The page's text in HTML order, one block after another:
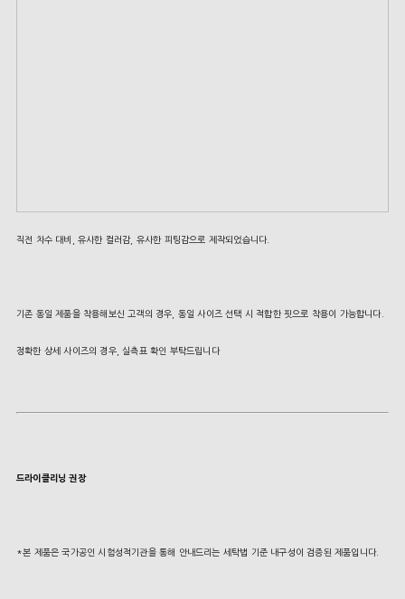
직전 차수 대비, 유사한 컬러감, 유사한 피팅감으로 제작되었습니다.
기존 동일 제품을 착용해보신 고객의 경우, 동일 사이즈 선택 시 적합한 핏으로 착용이 가능합니다.
정확한 상세 사이즈의 경우, 실측표 확인 부탁드립니다
드라이클리닝 권장
*본 제품은 국가공인 시험성적기관을 통해 안내드리는 세탁법 기준 내구성이 검증된 제품입니다.